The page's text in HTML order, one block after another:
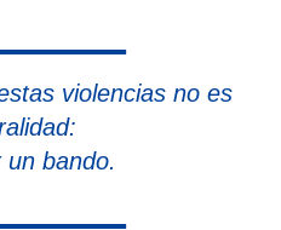
violencias no es
un bando.